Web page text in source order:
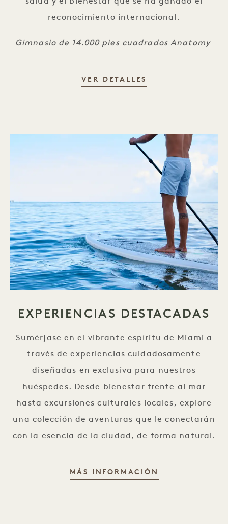
reconocimiento internacional.
Gimnasio de 14.000 pies cuadrados Anatomy
VER DETALLES
EXPERIENCIAS DESTACADAS
Sumérjase en el vibrante espíritu de Miami a
través de experiencias cuidadosamente
diseñadas en exclusiva para nuestros
huéspedes. Desde bienestar frente al mar
hasta excursiones culturales locales, explore
una colección de aventuras que le conectarán
con la esencia de la ciudad, de forma natural.
MÁS INFORMACIÓN